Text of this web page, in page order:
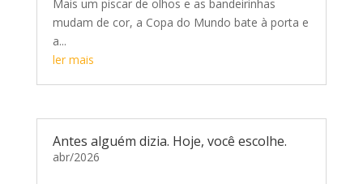
Mais um piscar de olhos e as bandeirinhas
mudam de cor, a Copa do Mundo bate à porta e
a...
ler mais
Antes alguém dizia. Hoje, você escolhe.
abr/2026